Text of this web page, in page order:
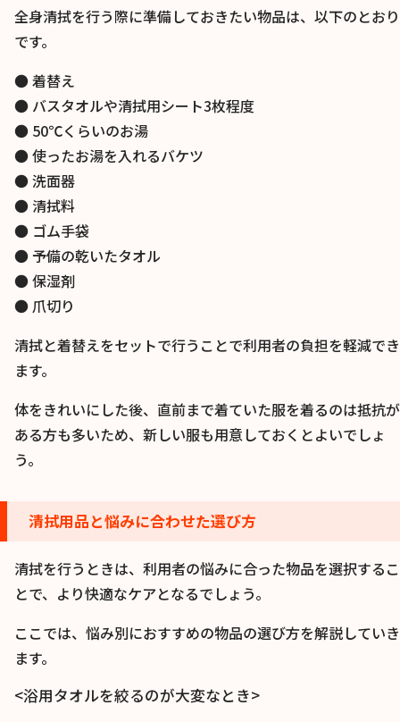
全身清拭を行う際に準備しておきたい物品は、以下のとおり
です。
● 着替え
● バスタオルや清拭用シート3枚程度
● 50℃くらいのお湯
● 使ったお湯を入れるバケツ
● 洗面器
● 清拭料
● ゴム手袋
● 予備の乾いたタオル
● 保湿剤
● 爪切り
清拭と着替えをセットで行うことで利用者の負担を軽減でき
ます。
体をきれいにした後、直前まで着ていた服を着るのは抵抗が
ある方も多いため、新しい服も用意しておくとよいでしょ
う。
清拭用品と悩みに合わせた選び方
清拭を行うときは、利用者の悩みに合った物品を選択するこ
とで、より快適なケアとなるでしょう。
ここでは、悩み別におすすめの物品の選び方を解説していき
ます。
<浴用タオルを絞るのが大変なとき>